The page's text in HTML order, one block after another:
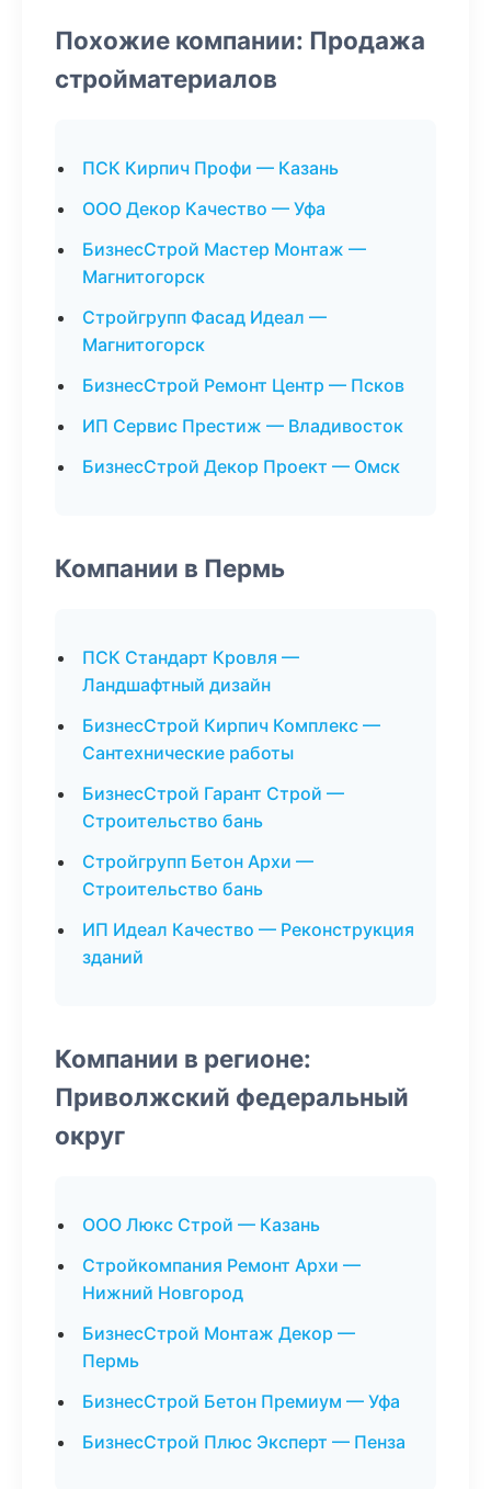
Похожие компании: Продажа
стройматериалов
ПСК Кирпич Профи — Казань
ООО Декор Качество — Уфа
БизнесСтрой Мастер Монтаж —
Магнитогорск
Стройгрупп Фасад Идеал —
Магнитогорск
БизнесСтрой Ремонт Центр — Псков
ИП Сервис Престиж — Владивосток
БизнесСтрой Декор Проект — Омск
Компании в Пермь
ПСК Стандарт Кровля —
Ландшафтный дизайн
БизнесСтрой Кирпич Комплекс —
Сантехнические работы
БизнесСтрой Гарант Строй —
Строительство бань
Стройгрупп Бетон Архи —
Строительство бань
ИП Идеал Качество — Реконструкция
зданий
Компании в регионе:
Приволжский федеральный
округ
ООО Люкс Строй — Казань
Стройкомпания Ремонт Архи —
Нижний Новгород
БизнесСтрой Монтаж Декор —
Пермь
БизнесСтрой Бетон Премиум — Уфа
БизнесСтрой Плюс Эксперт — Пенза